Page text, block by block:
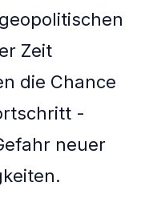
Zeit
die Chance
-
neuer